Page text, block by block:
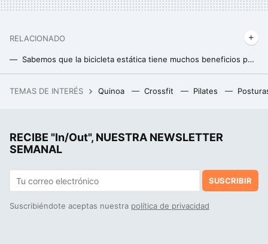
RELACIONADO
Sabemos que la bicicleta estática tiene muchos beneficios pero hay uno que tiene asombrada a la ciencia: mejora la memoria
TEMAS DE INTERÉS Quinoa Crossfit Pilates
RECIBE "In/Out", NUESTRA NEWSLETTER
SEMANAL
SUSCRIBIR
Suscribiéndote aceptas nuestra política de privacidad